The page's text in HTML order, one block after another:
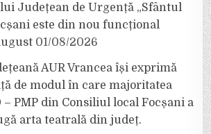
Județean de Urgență „Sfântul
este din nou funcțional
01/08/2026
AUR Vrancea își exprimă
de modul în care majoritatea
– PMP din Consiliul local Focșani a
arta teatrală din județ.